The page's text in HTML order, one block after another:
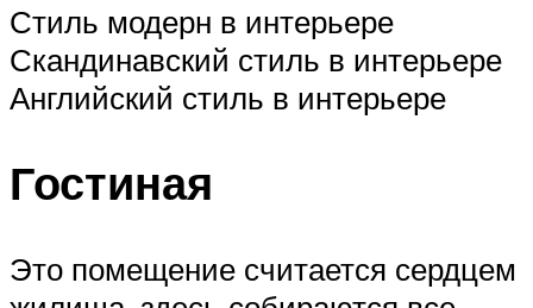
Стиль модерн в интерьере
Скандинавский стиль в интерьере
Английский стиль в интерьере
Гостиная
Это помещение считается сердцем